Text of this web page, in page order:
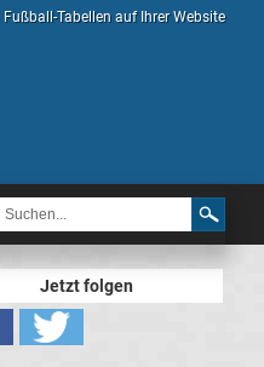
Fußball-Tabellen auf Ihrer Website
Jetzt folgen